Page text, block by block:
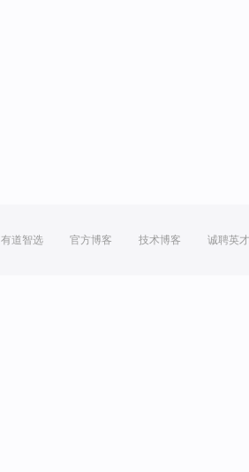
有道智选 官方博客 技术博客 诚聘英才